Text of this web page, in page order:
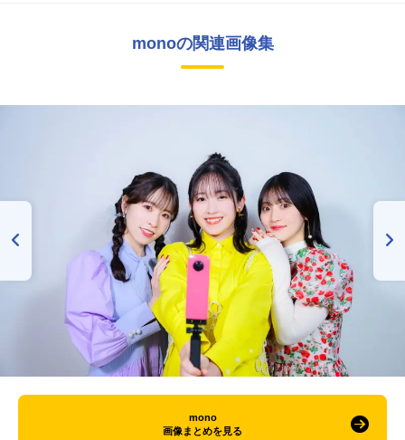
monoの関連画像集
mono
画像まとめを見る